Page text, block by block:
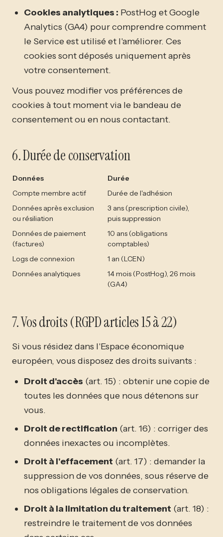
Cookies analytiques : PostHog et Google
Analytics (GA4) pour comprendre comment
le Service est utilisé et l'améliorer. Ces
cookies sont déposés uniquement après
votre consentement.
Vous pouvez modifier vos préférences de
cookies à tout moment via le bandeau de
consentement ou en nous contactant.
6. Durée de conservation
Données
Durée
Compte membre actif
Durée de l'adhésion
Données après exclusion
ou résiliation
3 ans (prescription civile),
puis suppression
Données de paiement
(factures)
10 ans (obligations
comptables)
Logs de connexion
1 an (LCEN)
Données analytiques
14 mois (PostHog), 26 mois
(GA4)
7. Vos droits (RGPD articles 15 à 22)
Si vous résidez dans l'Espace économique
européen, vous disposez des droits suivants :
Droit d'accès (art. 15) : obtenir une copie de
toutes les données que nous détenons sur
vous.
Droit de rectification (art. 16) : corriger des
données inexactes ou incomplètes.
Droit à l'effacement (art. 17) : demander la
suppression de vos données, sous réserve de
nos obligations légales de conservation.
Droit à la limitation du traitement (art. 18) :
restreindre le traitement de vos données